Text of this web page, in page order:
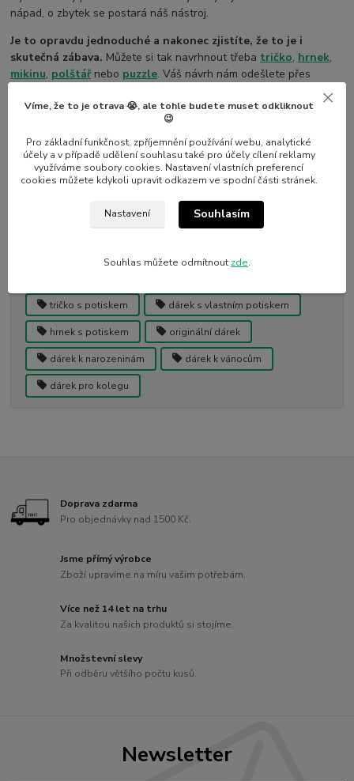
nápad, o zbytek se postará náš nástroj.
Je to opravdu jednoduché a nakonec zjistíte, že to je i
skutečná zábava. Můžete si tak navrhnout třeba tričko, hrnek,
mikinu, polštářnebo puzzle. Váš návrh nám odešlete přes
příslušné tlačítko a pak už jen v e-shopu naklikáte a objednáte
produkty, které si přejete potisknout. Vaši objednávku si pak
spojíme dle Vašeho jména s odeslanými návrhy.
Líbil se článek? Sdílejte ho s přáteli
Facebook Twitter
tričko s potiskem dárek s vlastním potiskem
hrnek s potiskem originální dárek
dárek k narozeninám dárek k vánocům
dárek pro kolegu
Doprava zdarma
Pro objednávky nad 1500 Kč.
Jsme přímý výrobce
Zboží upravíme na míru vašim potřebám.
Více než 14 let na trhu
Za kvalitou našich produktů si stojíme.
Množstevní slevy
Při odběru většího počtu kusů.
Newsletter
Víme, že to je otrava 😭, ale tohle budete muset odkliknout
😉
Pro základní funkčnost, zpříjemnění používání webu, analytické
účely a v případě udělení souhlasu také pro účely cílení reklamy
využíváme soubory cookies. Nastavení vlastních preferencí
cookies můžete kdykoli upravit odkazem ve spodní části stránek.
Nastavení Souhlasím
Souhlas můžete odmítnout zde.